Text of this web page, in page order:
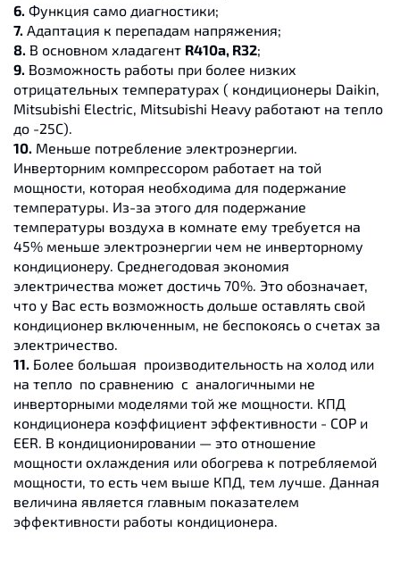
6. Функция само диагностики;
7. Адаптация к перепадам напряжения;
8. В основном хладагент R410a, R32;
9. Возможность работы при более низких
отрицательных температурах ( кондиционеры Daikin,
Mitsubishi Electric, Mitsubishi Heavy работают на тепло
до -25С).
10. Меньше потребление электроэнергии.
Инверторним компрессором работает на той
мощности, которая необходима для подержание
температуры. Из-за этого для подержание
температуры воздуха в комнате ему требуется на
45% меньше электроэнергии чем не инверторному
кондиционеру. Среднегодовая экономия
электричества может достичь 70%. Это обозначает,
что у Вас есть возможность дольше оставлять свой
кондиционер включенным, не беспокоясь о счетах за
электричество.
11. Более большая производительность на холод или
на тепло по сравнению с аналогичными не
инверторными моделями той же мощности. КПД
кондиционера коэффициент эффективности - COP и
EER. В кондиционировании — это отношение
мощности охлаждения или обогрева к потребляемой
мощности, то есть чем выше КПД, тем лучше. Данная
величина является главным показателем
эффективности работы кондиционера.